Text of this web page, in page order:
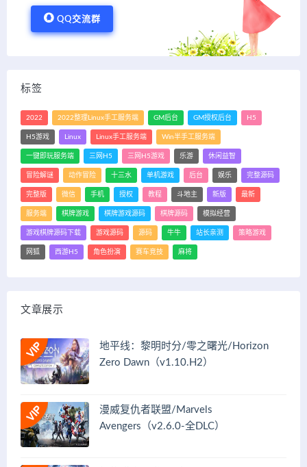
QQ交流群
标签
2022 2022整理Linux手工服务端 GM后台 GM授权后台 H5
H5游戏 Linux Linux手工服务端 Win半手工服务端
一键即玩服务端 三网H5 三网H5游戏 乐游 休闲益智
冒险解谜 动作冒险 十三水 单机游戏 后台 娱乐 完整源码
完整版 微信 手机 授权 教程 斗地主 新版 最新
服务端 棋牌游戏 棋牌游戏源码 棋牌源码 模拟经营
游戏棋牌源码下载 游戏源码 源码 牛牛 站长亲测 策略游戏
网狐 西游H5 角色扮演 赛车竞技 麻将
文章展示
地平线：黎明时分/零之曙光/Horizon
Zero Dawn（v1.10.H2）
漫威复仇者联盟/Marvels
Avengers（v2.6.0-全DLC）